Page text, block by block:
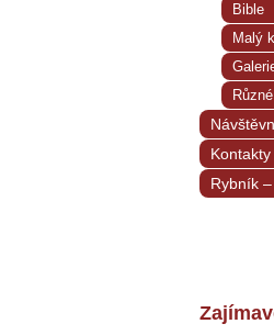
Bible
Malý
Kontakty
Rybník